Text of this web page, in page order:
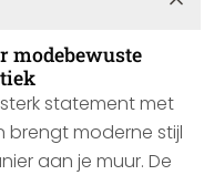
modebewuste
statement met
brengt moderne stijl
aan je muur. De